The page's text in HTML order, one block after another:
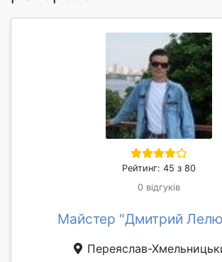
Рейтинг: 45 з 80
0 відгуків
Майстер "Дмитрий
Переяслав-